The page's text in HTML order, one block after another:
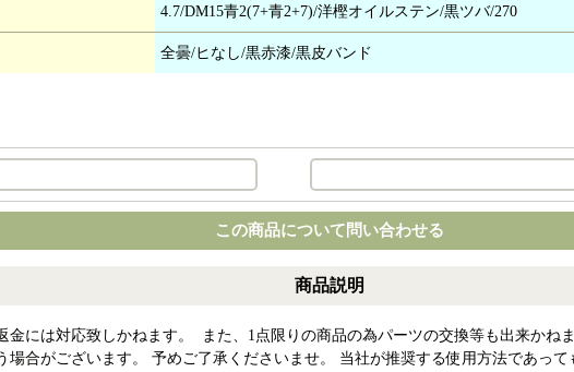
4.7/DM15青2(7+青2+7)/洋樫オイルステン/黒ツバ/270
全曇/ヒなし/黒赤漆/黒皮バンド
この商品について問い合わせる
商品説明
には対応致しかねます。 また、1点限りの商品の為パーツの交換等も出来かね
合がございます。 予めご了承くださいませ。 当社が推奨する使用方法であっ